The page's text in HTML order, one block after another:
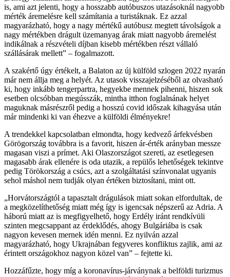
is, ami azt jelenti, hogy a hosszabb autóbuszos utazásoknál nagyobb
mérték áremelésre kell számítania a turistáknak. Ez azzal
magyarázható, hogy a nagy mértékű autóbusz megtett távolságok a
nagy mértékben drágult üzemanyag árak miatt nagyobb áremelést
indikálnak a részvételi díjban kisebb mértékben részt vállaló
szállásárak mellett
– fogalmazott.
A szakértő úgy értékelt, a Balaton az új külföld szlogen 2022 nyarán
már nem állja meg a helyét. Az utasok visszajelzéséből az olvasható
ki, hogy inkább tengerpartra, hegyekbe mennek pihenni, hiszen sok
esetben olcsóbban megússzák, mintha itthon foglalnának helyet
maguknak másrészről pedig a hosszú covid időszak kihagyása után
már mindenki ki van éhezve a külföldi élményekre!
A trendekkel kapcsolatban elmondta, hogy kedvező árfekvésben
Görögország továbbra is a favorit, hiszen ár-érték arányban messze
magasan viszi a prímet. Aki Olaszországot szereti, az esetlegesen
magasabb árak ellenére is oda utazik, a repülős lehetőségek tekintve
pedig Törökország a csúcs, azt a szolgáltatási színvonalat ugyanis
sehol máshol nem tudják olyan értéken biztosítani, mint ott.
Horvátországtól a tapasztalt drágulások miatt sokan elfordultak, de
a megközelíthetőség miatt még így is igencsak népszerű az Adria. A
háború miatt az is megfigyelhető, hogy Erdély iránt rendkívüli
szinten megcsappant az érdeklődés, ahogy Bulgáriába is csak
nagyon kevesen mernek idén menni. Ez nyilván azzal
magyarázható, hogy Ukrajnában fegyveres konfliktus zajlik, ami az
érintett országokhoz nagyon közel van
– fejtette ki.
Hozzáfűzte, hogy míg a koronavírus-járványnak a belföldi turizmus